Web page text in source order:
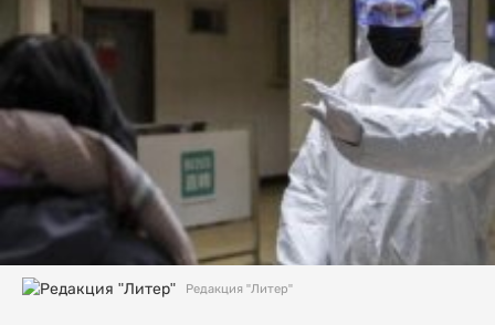
Редакция "Литер"